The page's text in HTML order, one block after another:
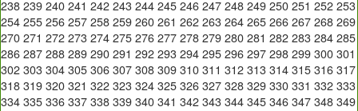
238 239 240 241 242 243 244 245 246 247 248 249 250 251 252 253
254 255 256 257 258 259 260 261 262 263 264 265 266 267 268 269
270 271 272 273 274 275 276 277 278 279 280 281 282 283 284 285
286 287 288 289 290 291 292 293 294 295 296 297 298 299 300 301
302 303 304 305 306 307 308 309 310 311 312 313 314 315 316 317
318 319 320 321 322 323 324 325 326 327 328 329 330 331 332 333
334 335 336 337 338 339 340 341 342 343 344 345 346 347 348 349